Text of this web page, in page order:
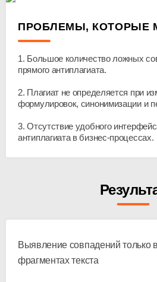
ПРОБЛЕМЫ, КОТОРЫЕ
1. Большое количество ложных
прямого антиплагиата.
2. Плагиат не определяется при
формулировок, синонимизации и
3. Отсутствие удобного
антиплагиата в бизнес-процессах.
Выявление совпадений только
фрагментах текста